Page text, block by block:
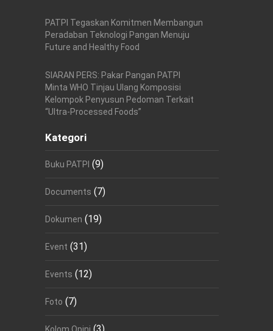
PATPI Tegaskan Komitmen Membangun
Peradaban Teknologi Pangan Menuju
Future and Healthy Food
SIARAN PERS: Pakar Pangan PATPI
Minta WHO Tinjau Ulang Komposisi
Kelompok Penyusun Pedoman Terkait
“Ultra-Processed Foods”
Kategori
Buku PATPI (9)
Documents (7)
Dokumen (19)
Event (31)
Events (12)
Foto (7)
Kolom Opini (3)